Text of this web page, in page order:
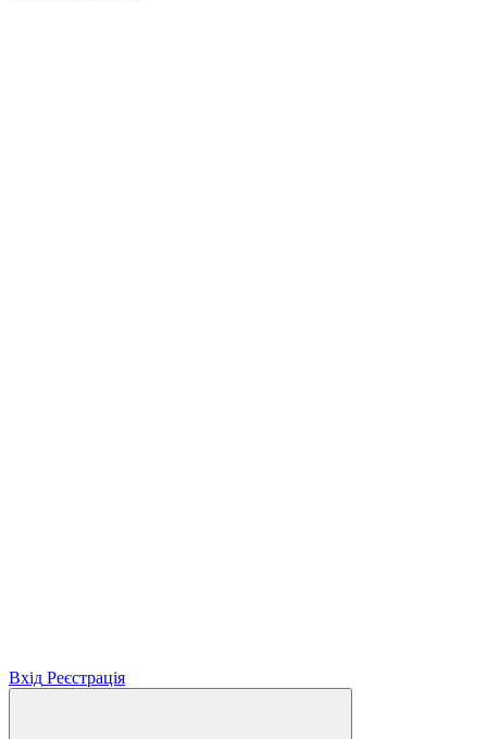
Вхід Реєстрація